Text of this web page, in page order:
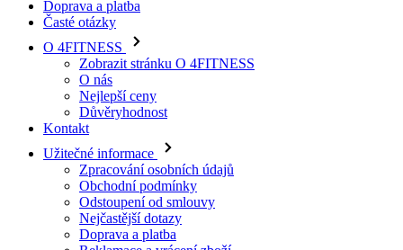
O 4FITNESS
Zobrazit stránku O 4FITNESS
O nás
Nejlepší ceny
Důvěryhodnost
Kontakt
Užitečné informace
Zpracování osobních údajů
Obchodní podmínky
Odstoupení od smlouvy
Nejčastější dotazy
Doprava a platba
Reklamace a vrácení zboží
O 4fitness